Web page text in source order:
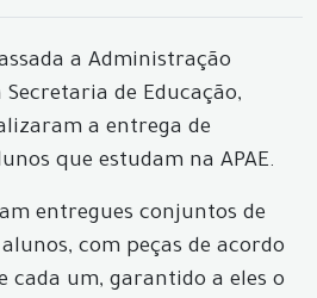
a Administração
de Educação,
a entrega de
que estudam na APAE.
entregues conjuntos de
com peças de acordo
cada um, garantido a eles o